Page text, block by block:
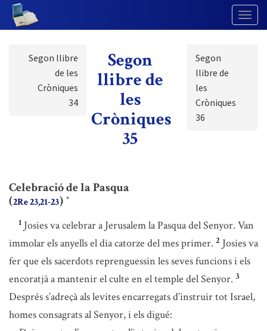
Segon llibre
de les
Cròniques
34
Segon
llibre de
les
Cròniques
35
Segon
llibre de
les
Cròniques
36
Celebració de la Pasqua
(2Re 23,21-23) *
1 Josies va celebrar a Jerusalem la Pasqua del Senyor. Van
immolar els anyells el dia catorze del mes primer. 2 Josies va
fer que els sacerdots reprenguessin les seves funcions i els
encoratjà a mantenir el culte en el temple del Senyor. 3
Després s’adreçà als levites encarregats d’instruir tot Israel,
homes consagrats al Senyor, i els digué: